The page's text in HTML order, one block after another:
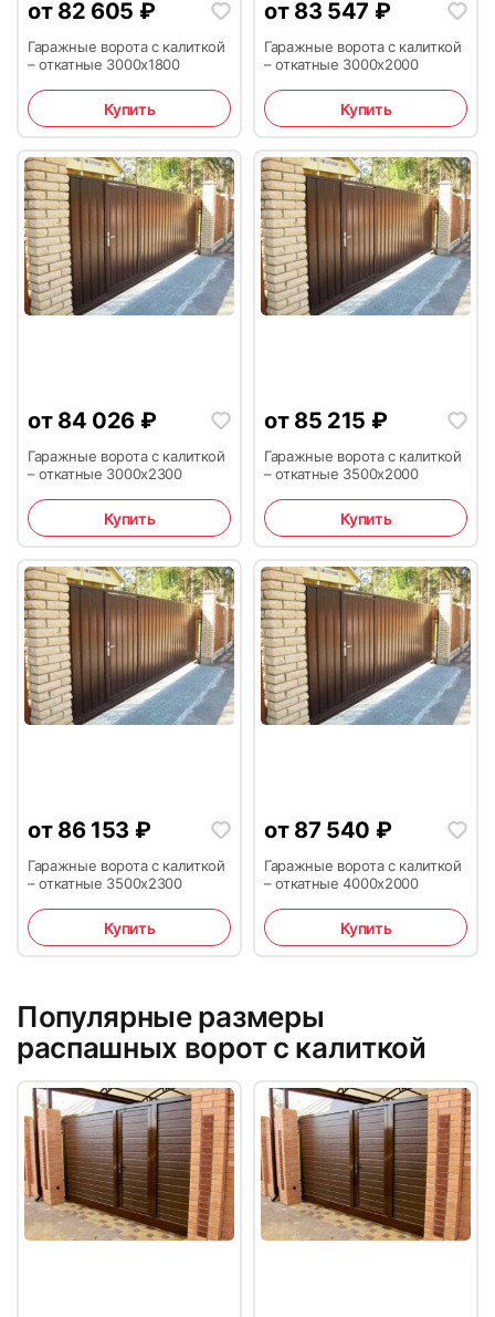
от 82 605 ₽
Гаражные ворота с калиткой
– откатные 3000х1800
Купить
от 83 547 ₽
Гаражные ворота с калиткой
– откатные 3000х2000
Купить
от 84 026 ₽
Гаражные ворота с калиткой
– откатные 3000х2300
Купить
от 85 215 ₽
Гаражные ворота с калиткой
– откатные 3500х2000
Купить
от 86 153 ₽
Гаражные ворота с калиткой
– откатные 3500х2300
Купить
от 87 540 ₽
Гаражные ворота с калиткой
– откатные 4000х2000
Купить
Популярные размеры
распашных ворот с калиткой